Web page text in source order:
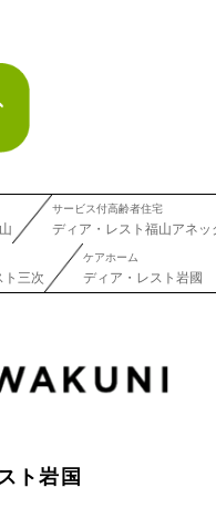
サービス付高齢者住宅
ディア・レスト福山アネッ
ト三次
ケアホーム
ディア・レスト岩國
ト岩国